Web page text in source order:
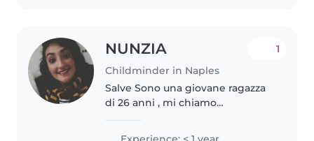
NUNZIA
Childminder in Naples
1
Salve Sono una giovane ragazza
di 26 anni , mi chiamo
di Nunzia, sono una studentessa